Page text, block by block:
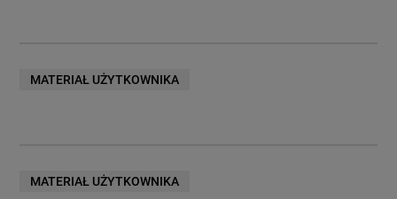
MATERIAŁ UŻYTKOWNIKA
MATERIAŁ UŻYTKOWNIKA